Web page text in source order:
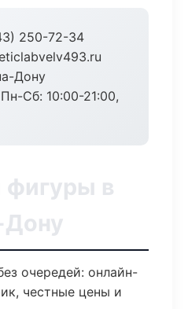
250-72-34
Дону
Пн-Сб: 10:00-21:00,
фигуры в
Дону
очередей: онлайн-
честные цены и